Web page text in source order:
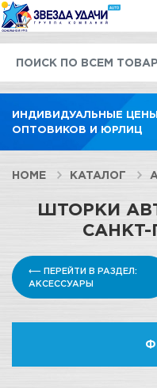
ИНДИВИДУАЛЬНЫЕ
ОПТОВИКОВ И ЮРЛИЦ
HOME КАТАЛОГ
ШТОРКИ
САНКТ-
⟵ ПЕРЕЙТИ В РАЗДЕЛ:
АКСЕССУАРЫ